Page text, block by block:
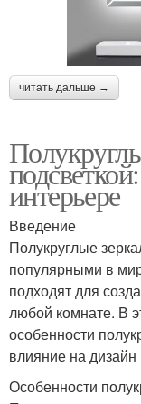
читать дальше →
интерьере
Введение
Полукруглые
популярными в
подходят для
любой комнате. В
особенности
влияние на дизайн
Особенности